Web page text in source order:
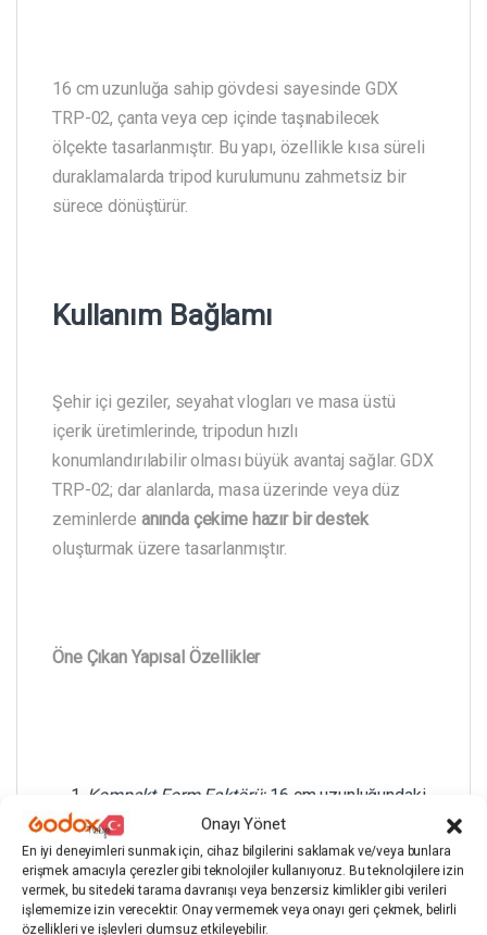
Onayı Yönet
En iyi deneyimleri sunmak için, cihaz bilgilerini saklamak ve/veya bunlara
erişmek amacıyla çerezler gibi teknolojiler kullanıyoruz. Bu teknolojilere izin
vermek, bu sitedeki tarama davranışı veya benzersiz kimlikler gibi verileri
işlememize izin verecektir. Onay vermemek veya onayı geri çekmek, belirli
özellikleri ve işlevleri olumsuz etkileyebilir.
16 cm uzunluğa sahip gövdesi sayesinde GDX
TRP-02, çanta veya cep içinde taşınabilecek
ölçekte tasarlanmıştır. Bu yapı, özellikle kısa süreli
duraklamalarda tripod kurulumunu zahmetsiz bir
sürece dönüştürür.
Kullanım Bağlamı
Şehir içi geziler, seyahat vlogları ve masa üstü
içerik üretimlerinde, tripodun hızlı
konumlandırılabilir olması büyük avantaj sağlar. GDX
TRP-02; dar alanlarda, masa üzerinde veya düz
zeminlerde anında çekime hazır bir destek
oluşturmak üzere tasarlanmıştır.
Öne Çıkan Yapısal Özellikler
Kompakt Form Faktörü:16 cm uzunluğundaki
gövde yapısı, taşınabilirliği önceliklendiren
mobil çekim senaryolarına uyum sağlar.
360° Hareketli Başlık:Döndürülebilir başlık